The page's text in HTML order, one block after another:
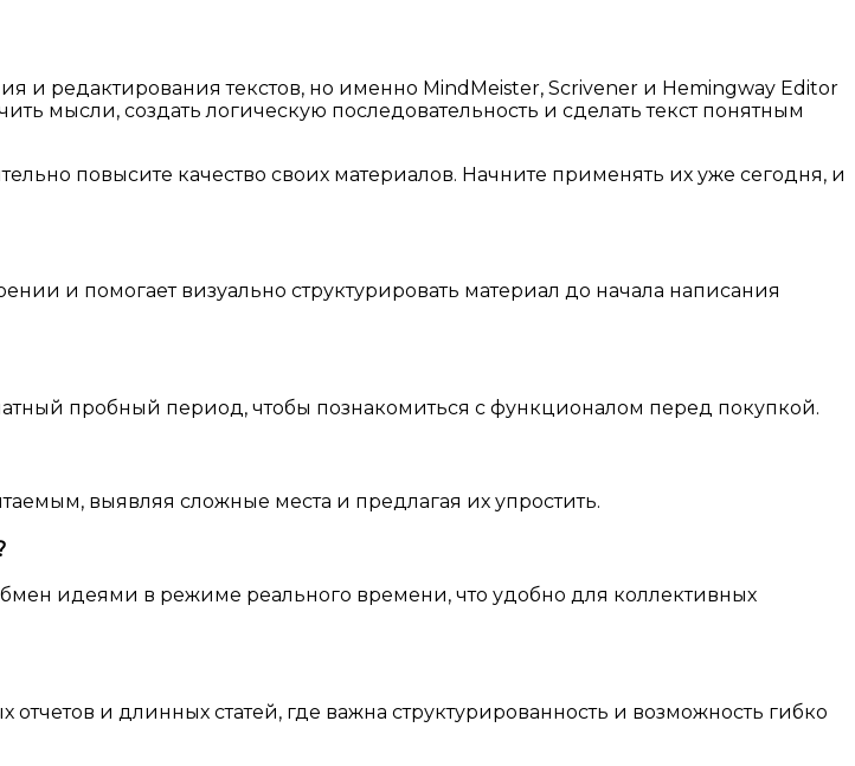
и редактирования текстов, но именно MindMeister, Scrivener и Hemingway Editor
мысли, создать логическую последовательность и сделать текст понятным
повысите качество своих материалов. Начните применять их уже сегодня, и
и помогает визуально структурировать материал до начала написания
пробный период, чтобы познакомиться с функционалом перед покупкой.
выявляя сложные места и предлагая их упростить.
идеями в режиме реального времени, что удобно для коллективных
и длинных статей, где важна структурированность и возможность гибко